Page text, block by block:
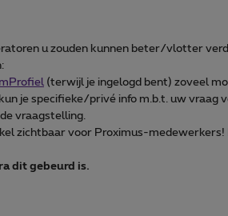
u zouden kunnen beter/vlotter
(terwijl je ingelogd bent) zoveel
je specifieke/privé info m.b.t. uw vraag
vraagstelling.
zichtbaar voor Proximus-
dit gebeurd is.